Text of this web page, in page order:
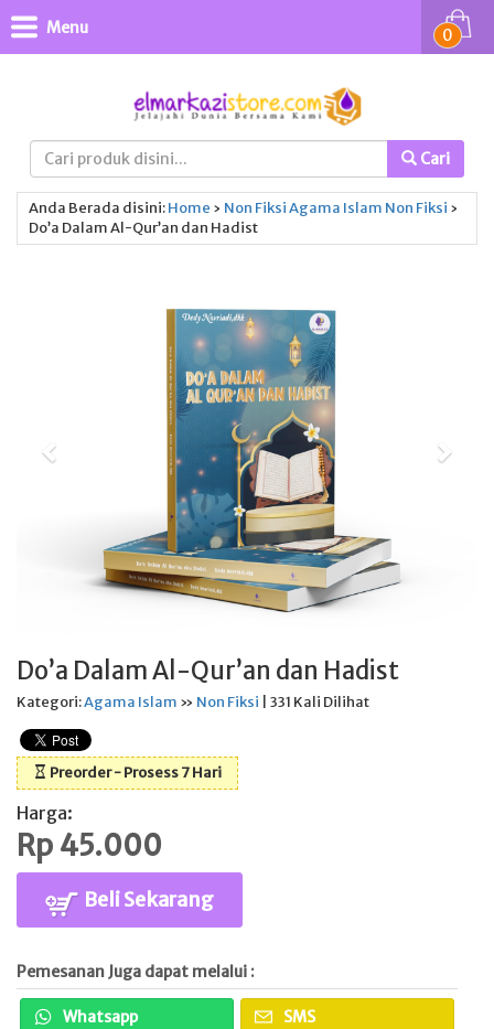
Cari
0
Menu
Anda Berada disini:Home › Non FiksiAgama Islam Non Fiksi ›
Do’a Dalam Al-Qur’an dan Hadist
Do’a Dalam Al-Qur’an dan Hadist
Kategori:Agama Islam » Non Fiksi | 331 Kali Dilihat
Preorder - Prosess 7 Hari
Harga:
Rp 45.000
Beli Sekarang
Pemesanan Juga dapat melalui :
Whatsapp SMS